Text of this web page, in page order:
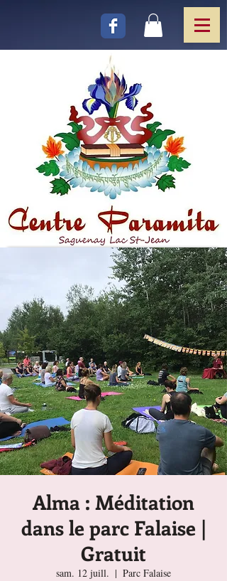
Alma : Méditation
dans le parc Falaise |
Gratuit
sam. 12 juill.
  |
Parc Falaise